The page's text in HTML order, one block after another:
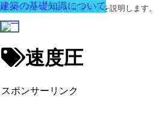
建築に関する用語と関連法令を説明します。
速度圧
スポンサーリンク
建築の基礎知識について